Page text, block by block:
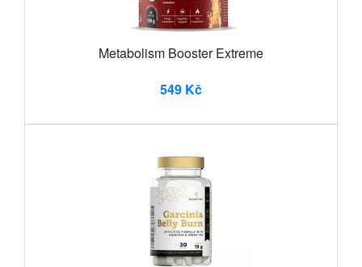
Metabolism Booster Extreme
549 Kč